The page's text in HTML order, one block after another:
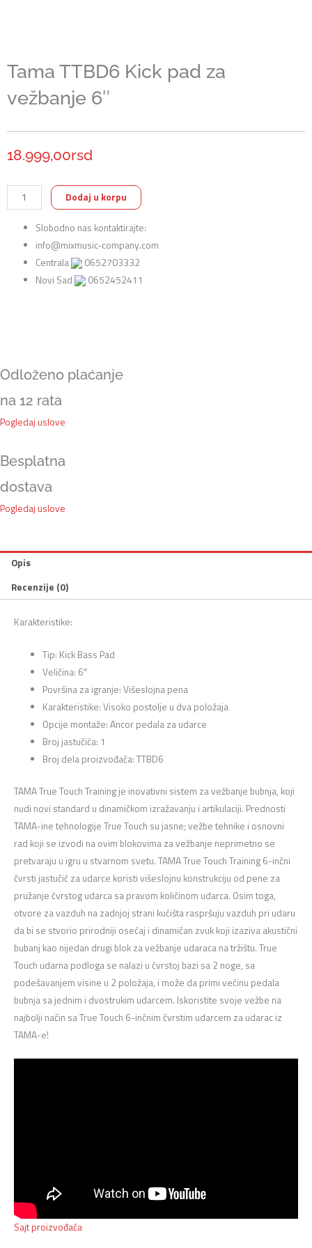
Tama TTBD6 Kick pad za
vežbanje 6″
18.999,00rsd
Tama
TTBD6
vežbanje
Dodaj u korpu
Slobodno nas kontaktirajte:
info@mixmusic-company.com
Centrala
0652703332
Novi Sad
0652452411
Odloženo plaćanje
na 12 rata
Pogledaj uslove
Besplatna
dostava
Pogledaj uslove
Opis
Recenzije (0)
Karakteristike:
Tip: Kick Bass Pad
Veličina: 6″
Površina za igranje: Višeslojna pena
Karakteristike: Visoko postolje u dva položaja
Opcije montaže: Ancor pedala za udarce
Broj jastučića: 1
Broj dela proizvođača: TTBD6
TAMA True Touch Training je inovativni sistem za vežbanje bubnja, koji
nudi novi standard u dinamičkom izražavanju i artikulaciji. Prednosti
TAMA-ine tehnologije True Touch su jasne; vežbe tehnike i osnovni
rad koji se izvodi na ovim blokovima za vežbanje neprimetno se
pretvaraju u igru u stvarnom svetu. TAMA True Touch Training 6-inčni
čvrsti jastučić za udarce koristi višeslojnu konstrukciju od pene za
pružanje čvrstog udarca sa pravom količinom udarca. Osim toga,
otvore za vazduh na zadnjoj strani kućišta raspršuju vazduh pri udaru
da bi se stvorio prirodniji osećaj i dinamičan zvuk koji izaziva akustični
bubanj kao nijedan drugi blok za vežbanje udaraca na tržištu. True
Touch udarna podloga se nalazi u čvrstoj bazi sa 2 noge, sa
podešavanjem visine u 2 položaja, i može da primi većinu pedala
bubnja sa jednim i dvostrukim udarcem. Iskoristite svoje vežbe na
najbolji način sa True Touch 6-inčnim čvrstim udarcem za udarac iz
TAMA-e!
Sajt proizvođača